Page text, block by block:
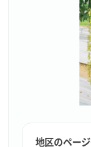
地区のペー